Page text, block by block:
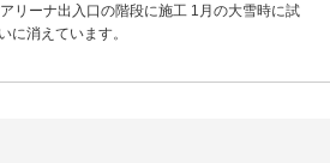
リーナ出入口の階段に施工 1月の大雪時に試
に消えています。